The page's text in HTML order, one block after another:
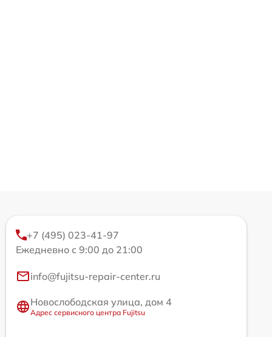
+7 (495) 023-41-97
Ежедневно с 9:00 до 21:00
info@fujitsu-repair-center.ru
Новослободская улица, дом 4
Адрес сервисного центра Fujitsu